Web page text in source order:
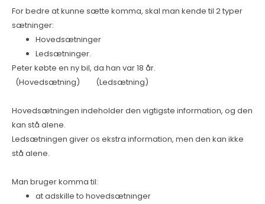
For bedre at kunne sætte komma, skal man kende til 2 typer
sætninger:
Hovedsætninger
Ledsætninger.
Peter købte en ny bil, da han var 18 år.
(Hovedsætning) (Ledsætning)
Hovedsætningen indeholder den vigtigste information, og den
kan stå alene.
Ledsætningen giver os ekstra information, men den kan ikke
stå alene.
Man bruger komma til:
at adskille to hovedsætninger